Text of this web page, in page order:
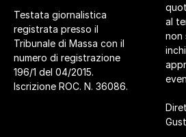
Testata giornalistica
registrata presso il
Tribunale di Massa con il
numero di registrazione
196/1 del 04/2015.
Iscrizione ROC. N. 36086.
al
non